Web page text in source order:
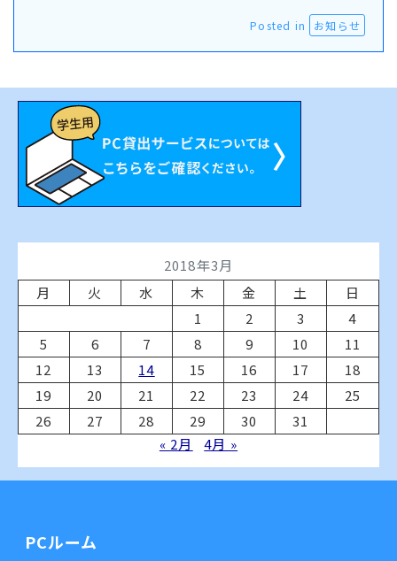
Posted in お知らせ
2018年3月
月
火 水 木 金 土
日
1
2 3
4
5
6 7 8 9 10
11
12
13 14 15 16 17
18
19
20 21 22 23 24
25
26
27 28 29 30
31
« 2月
4月 »
PCルーム